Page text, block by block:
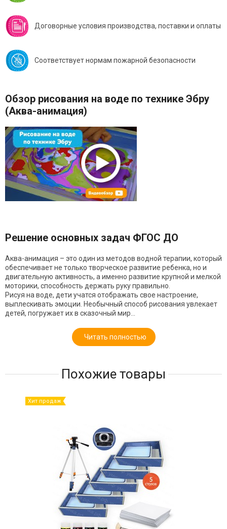
Договорные условия производства, поставки и оплаты
Соответствует нормам пожарной безопасности
Обзор рисования на воде по технике Эбру
(Аква-анимация)
Решение основных задач ФГОС ДО
Аква-анимация – это один из методов водной терапии, который
обеспечивает не только творческое развитие ребенка, но и
двигательную активность, а именно развитие крупной и мелкой
моторики, способность держать руку правильно.
Рисуя на воде, дети учатся отображать свое настроение,
выплескивать эмоции. Необычный способ рисования увлекает
детей, погружает их в сказочный мир...
Читать полностью
Похожие товары
Хит продаж